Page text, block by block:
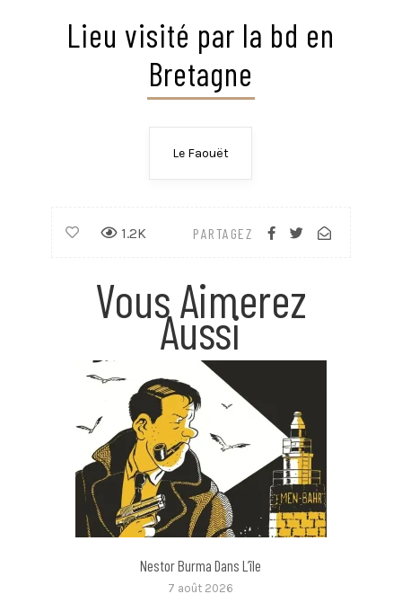
Lieu visité par la bd en
Bretagne
Le Faouët
PARTAGEZ
1.2K
Vous Aimerez
Aussi
Nestor Burma Dans L’île
7 août 2026